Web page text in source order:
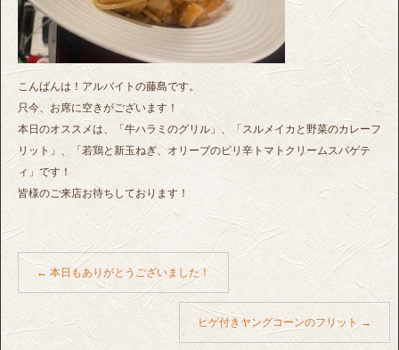
こんばんは！アルバイトの藤島です。
只今、お席に空きがございます！
本日のオススメは、「牛ハラミのグリル」、「スルメイカと野菜のカレーフ
リット」、「若鶏と新玉ねぎ、オリーブのピリ辛トマトクリームスパゲテ
ィ」です！
皆様のご来店お待ちしております！
← 本日もありがとうございました！
ヒゲ付きヤングコーンのフリット →